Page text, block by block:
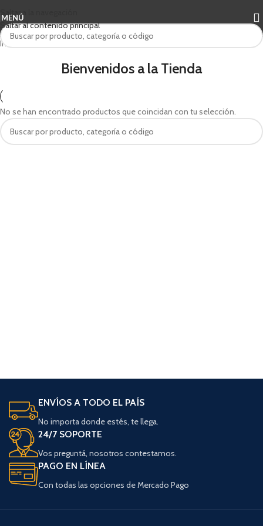
Saltar a la navegación
Saltar al contenido principal
MENÚ
Inicio Sin categorizar
Bienvenidos a la Tienda
No se han encontrado productos que coincidan con tu selección.
ENVÍOS A TODO EL PAÍS
No importa donde estés, te llega.
24/7 SOPORTE
Vos preguntá, nosotros contestamos.
PAGO EN LÍNEA
Con todas las opciones de Mercado Pago